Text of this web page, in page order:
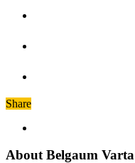
Share
About Belgaum Varta